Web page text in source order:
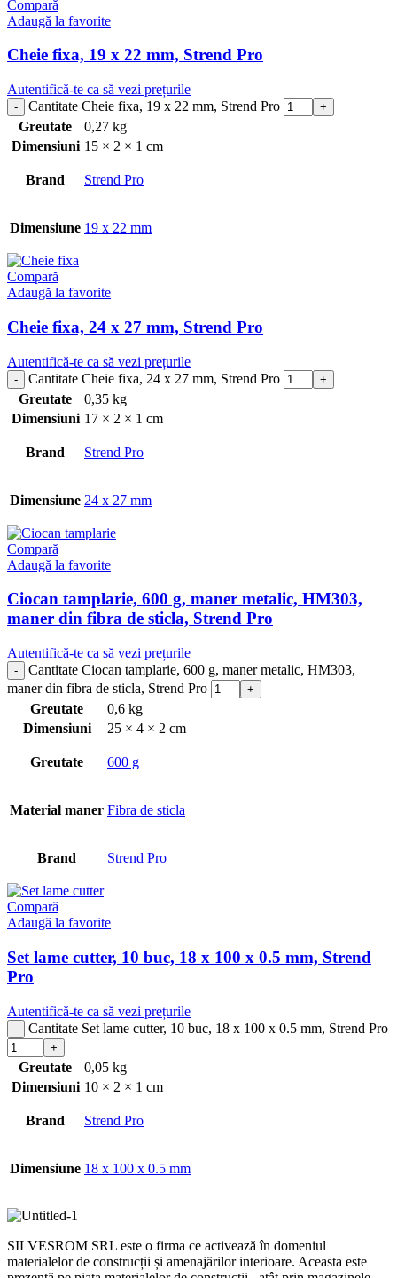
Compară
Adaugă la favorite
Cheie fixa, 19 x 22 mm, Strend Pro
Autentifică-te ca să vezi prețurile
Cantitate Cheie fixa, 19 x 22 mm, Strend Pro
Greutate
0,27 kg
Dimensiuni 15 × 2 × 1 cm
Brand Strend Pro
Dimensiune 19 x 22 mm
Compară
Adaugă la favorite
Cheie fixa, 24 x 27 mm, Strend Pro
Autentifică-te ca să vezi prețurile
Cantitate Cheie fixa, 24 x 27 mm, Strend Pro
Greutate
0,35 kg
Dimensiuni 17 × 2 × 1 cm
Brand Strend Pro
Dimensiune 24 x 27 mm
Compară
Adaugă la favorite
Ciocan tamplarie, 600 g, maner metalic, HM303,
maner din fibra de sticla, Strend Pro
Autentifică-te ca să vezi prețurile
Cantitate Ciocan tamplarie, 600 g, maner metalic, HM303,
maner din fibra de sticla, Strend Pro
Greutate
0,6 kg
Dimensiuni
25 × 4 × 2 cm
Greutate 600 g
Material maner Fibra de sticla
Brand Strend Pro
Compară
Adaugă la favorite
Set lame cutter, 10 buc, 18 x 100 x 0.5 mm, Strend
Pro
Autentifică-te ca să vezi prețurile
Cantitate Set lame cutter, 10 buc, 18 x 100 x 0.5 mm, Strend Pro
Greutate
0,05 kg
Dimensiuni 10 × 2 × 1 cm
Brand Strend Pro
Dimensiune 18 x 100 x 0.5 mm
SILVESROM SRL este o firma ce activează în domeniul
materialelor de construcții și amenajărilor interioare. Aceasta este